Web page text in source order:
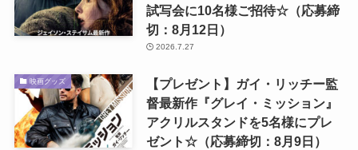
試写会に10名様ご招待☆（応募締
切：8月12日）
2026.7.27
映画グッズ
【プレゼント】ガイ・リッチー監
督最新作『グレイ・ミッション』
アクリルスタンドを5名様にプレ
ゼント☆（応募締切：8月9日）